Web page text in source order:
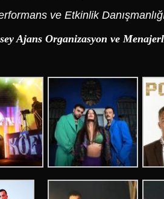
ve Etkinlik
Ajans Organizasyon ve